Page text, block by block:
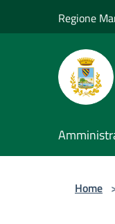
Regione
Home